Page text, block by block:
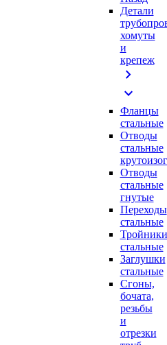
Детали
хомуты
и
крепеж
chevron_right
expand_more
Фланцы
стальные
Отводы
стальные
Отводы
стальные
гнутые
Переходы
стальные
Тройники
стальные
Заглушки
стальные
Сгоны,
бочата,
резьбы
и
отрезки